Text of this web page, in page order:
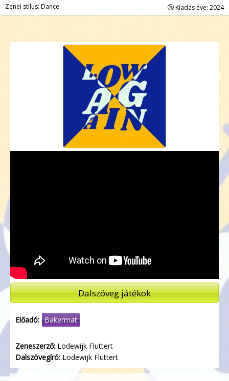
Zenei stílus: Dance Kiadás éve: 2024
Dalszöveg játékok
Előadó: Bakermat
Zeneszerző: Lodewijk Fluttert
Dalszövegíró: Lodewijk Fluttert